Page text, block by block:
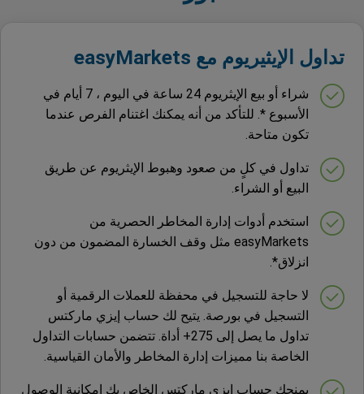
تداول الإيثيريوم مع easyMarkets
شراء أو بيع الإيثريوم 24 ساعة في اليوم ، 7 أيام في
الأسبوع *. للتأكد من أنه يمكنك اغتنام الفرص عندما
تكون متاحة.
تداول في كلٍ من صعود وهبوط الإيثريوم عن طريق
البيع أو الشراء.
استخدم أدوات إدارة المخاطر الحصرية من
easyMarkets مثل وقف الخسارة المضمون من دون
انزلاق*.
لا حاجة للتسجيل في محفظة للعملات الرقمية أو
التسجيل في بورصة. يتيح لك حساب إيزي ماركتس
تداول ما يصل إلى 275+ أداة. تتضمن حسابات التداول
الخاصة بنا مميزات إدارة المخاطر والأمان القياسية.
يمنحك حساب إيزي ماركتس الخاص بك إمكانية الوصول